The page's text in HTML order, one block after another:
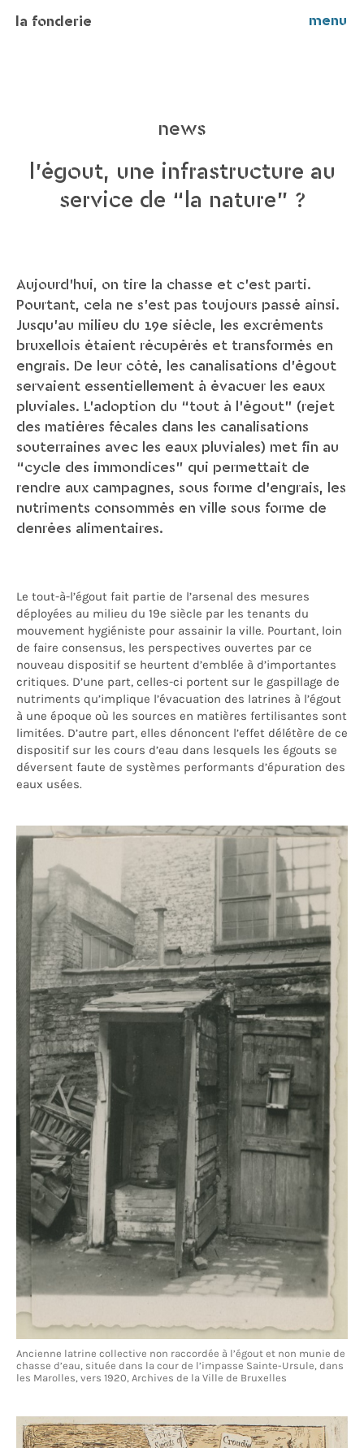
la fonderie menu
news
l’égout, une infrastructure au
service de “la nature” ?
Aujourd'hui, on tire la chasse et c'est parti.
Pourtant, cela ne s'est pas toujours passé ainsi.
Jusqu'au milieu du 19e siècle, les excréments
bruxellois étaient récupérés et transformés en
engrais. De leur côté, les canalisations d'égout
servaient essentiellement à évacuer les eaux
pluviales. L'adoption du “tout à l'égout” (rejet
des matières fécales dans les canalisations
souterraines avec les eaux pluviales) met fin au
“cycle des immondices” qui permettait de
rendre aux campagnes, sous forme d'engrais, les
nutriments consommés en ville sous forme de
denrées alimentaires.
Le tout-à-l’égout fait partie de l’arsenal des mesures
déployées au milieu du 19e siècle par les tenants du
mouvement hygiéniste pour assainir la ville. Pourtant, loin
de faire consensus, les perspectives ouvertes par ce
nouveau dispositif se heurtent d’emblée à d’importantes
critiques. D’une part, celles-ci portent sur le gaspillage de
nutriments qu’implique l’évacuation des latrines à l’égout
à une époque où les sources en matières fertilisantes sont
limitées. D’autre part, elles dénoncent l’effet délétère de ce
dispositif sur les cours d’eau dans lesquels les égouts se
déversent faute de systèmes performants d’épuration des
eaux usées.
Ancienne latrine collective non raccordée à l’égout et non munie de
chasse d’eau, située dans la cour de l’impasse Sainte-Ursule, dans
les Marolles, vers 1920, Archives de la Ville de Bruxelles